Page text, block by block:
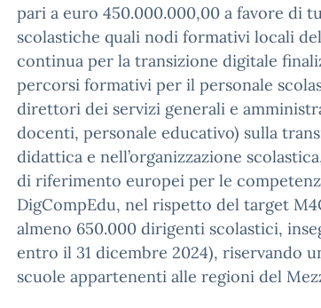
pari a euro 450.000.000,00 a favore di
scolastiche quali nodi formativi locali
continua per la transizione digitale
percorsi formativi per il personale
direttori dei servizi generali e
docenti, personale educativo) sulla
didattica e nell’organizzazione
di riferimento europei per le
DigCompEdu, nel rispetto del target
almeno 650.000 dirigenti scolastici,
entro il 31 dicembre 2024), riservando
scuole appartenenti alle regioni del